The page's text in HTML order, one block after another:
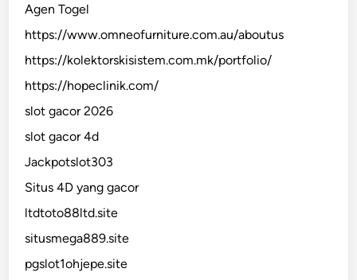
Agen Togel
https://www.omneofurniture.com.au/aboutus
https://kolektorskisistem.com.mk/portfolio/
https://hopeclinik.com/
slot gacor 2026
slot gacor 4d
Jackpotslot303
Situs 4D yang gacor
ltdtoto88ltd.site
situsmega889.site
pgslot1ohjepe.site